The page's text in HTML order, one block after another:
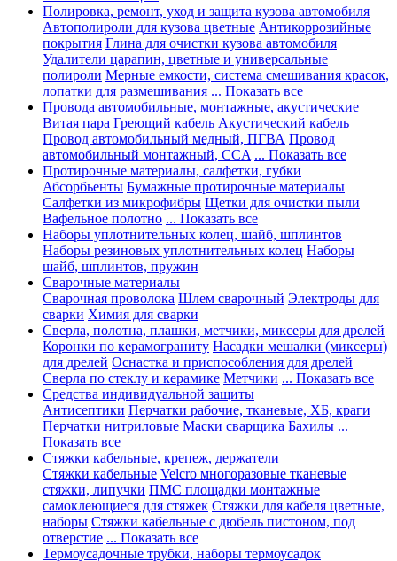
Полировка, ремонт, уход и защита кузова автомобиля
Автополироли для кузова цветные Антикоррозийные
покрытия Глина для очистки кузова автомобиля
Удалители царапин, цветные и универсальные
полироли Мерные емкости, система смешивания красок,
лопатки для размешивания ... Показать все
Провода автомобильные, монтажные, акустические
Витая пара Греющий кабель Акустический кабель
Провод автомобильный медный, ПГВА Провод
автомобильный монтажный, CCA ... Показать все
Протирочные материалы, салфетки, губки
Абсорбьенты Бумажные протирочные материалы
Салфетки из микрофибры Щетки для очистки пыли
Вафельное полотно ... Показать все
Наборы уплотнительных колец, шайб, шплинтов
Наборы резиновых уплотнительных колец Наборы
шайб, шплинтов, пружин
Сварочные материалы
Сварочная проволока Шлем сварочный Электроды для
сварки Химия для сварки
Сверла, полотна, плашки, метчики, миксеры для дрелей
Коронки по керамограниту Насадки мешалки (миксеры)
для дрелей Оснастка и приспособления для дрелей
Сверла по стеклу и керамике Метчики ... Показать все
Средства индивидуальной защиты
Антисептики Перчатки рабочие, тканевые, ХБ, краги
Перчатки нитриловые Маски сварщика Бахилы ...
Показать все
Стяжки кабельные, крепеж, держатели
Стяжки кабельные Velcro многоразовые тканевые
стяжки, липучки ПМС площадки монтажные
самоклеющиеся для стяжек Стяжки для кабеля цветные,
наборы Стяжки кабельные с дюбель пистоном, под
отверстие ... Показать все
Термоусадочные трубки, наборы термоусадок